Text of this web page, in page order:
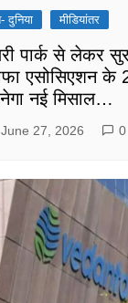
दुनिया मीडियांतर
पार्क से लेकर
एसोसिएशन के
नई मिसाल…
June 27, 2026 0